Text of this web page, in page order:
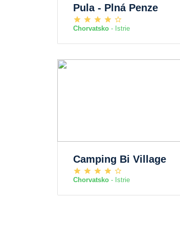
Pula - Plná Penze
Chorvatsko - Istrie
Camping Bi Village
Chorvatsko - Istrie